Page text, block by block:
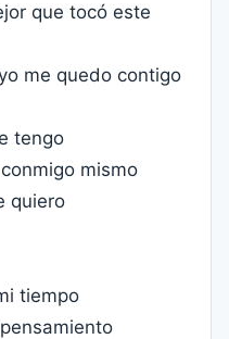
que tocó este
me quedo contigo
tengo
mismo
quiero
tiempo